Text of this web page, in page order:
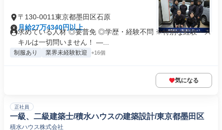
〒130-0011東京都墨田区石原
月給27万4340円以上
求めている人材 ◎要普免 ◎学歴・経験不問 ※特別な経験・ス
キルは一切問いません！ ―...
制服あり 業界未経験歓迎 +16個
気になる
正社員
一級、二級建築士/積水ハウスの建築設計/東京都墨田区
積水ハウス株式会社